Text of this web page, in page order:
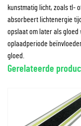
kunstmatig licht, zoals tl-
absorbeert lichtenergie
opslaat om later als gloed
oplaadperiode
gloed.
Gerelateerde